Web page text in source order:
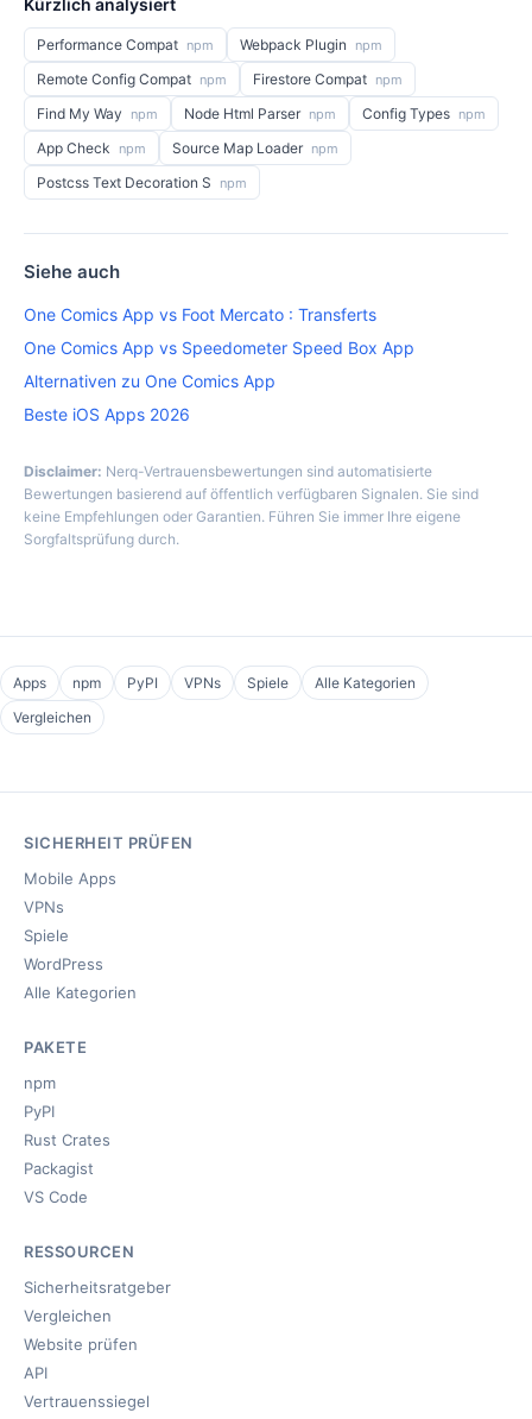
Kürzlich analysiert
Performance Compat npm Webpack Plugin npm
Remote Config Compat npm Firestore Compat npm
Find My Way npm Node Html Parser npm Config Types npm
App Check npm Source Map Loader npm
Postcss Text Decoration S npm
Siehe auch
One Comics App vs Foot Mercato : Transferts
One Comics App vs Speedometer Speed Box App
Alternativen zu One Comics App
Beste iOS Apps 2026
Disclaimer: Nerq-Vertrauensbewertungen sind automatisierte
Bewertungen basierend auf öffentlich verfügbaren Signalen. Sie sind
keine Empfehlungen oder Garantien. Führen Sie immer Ihre eigene
Sorgfaltsprüfung durch.
Apps npm PyPI VPNs Spiele
Alle Kategorien
Vergleichen
SICHERHEIT PRÜFEN
Mobile Apps
VPNs
Spiele
WordPress
Alle Kategorien
PAKETE
npm
PyPI
Rust Crates
Packagist
VS Code
RESSOURCEN
Sicherheitsratgeber
Vergleichen
Website prüfen
API
Vertrauenssiegel